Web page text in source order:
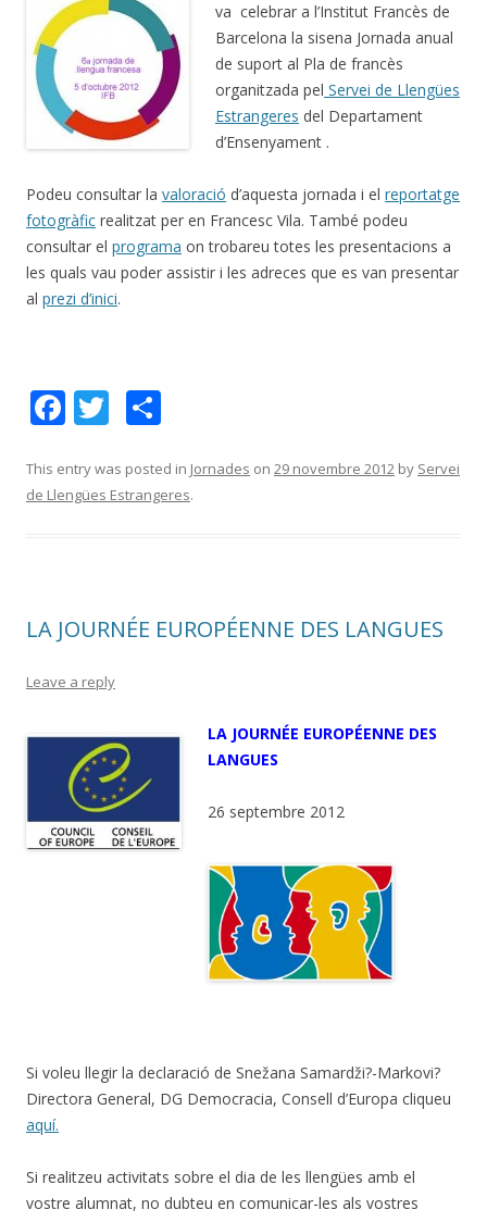
va celebrar a l’Institut Francès de
Barcelona la sisena Jornada anual
de suport al Pla de francès
organitzada pel Servei de Llengües
Estrangeres del Departament
d’Ensenyament .
Podeu consultar la valoració d’aquesta jornada i el reportatge
fotogràfic realitzat per en Francesc Vila. També podeu
consultar el programa on trobareu totes les presentacions a
les quals vau poder assistir i les adreces que es van presentar
al prezi d’inici.
F
e
b
k
T
itt
er
m
p
ix
This entry was posted in Jornades on 29 novembre 2012 by Servei
de Llengües Estrangeres.
LA JOURNÉE EUROPÉENNE DES LANGUES
Leave a reply
LA JOURNÉE EUROPÉENNE DES
LANGUES
26 septembre 2012
Si voleu llegir la declaració de Snežana Samardži?-Markovi?
Directora General, DG Democracia, Consell d’Europa cliqueu
aquí.
Si realitzeu activitats sobre el dia de les llengües amb el
vostre alumnat, no dubteu en comunicar-les als vostres